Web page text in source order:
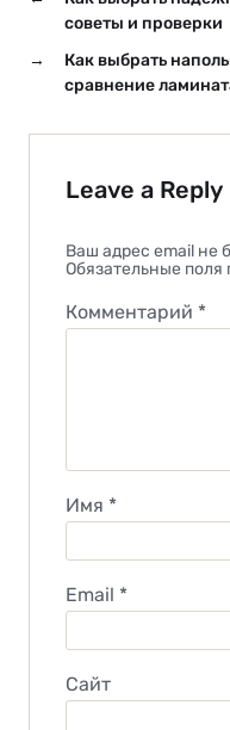
советы и проверки
→
Как выбрать
сравнение
Leave a Reply
Ваш адрес email не
Обязательные
Комментарий *
Имя *
Email *
Сайт